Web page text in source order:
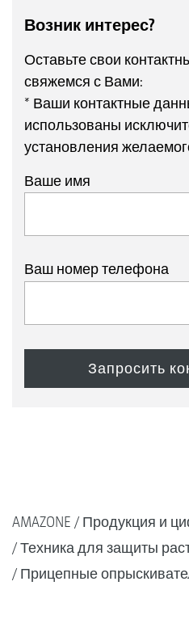
Возник интерес?
Оставьте свои
свяжемся с Вами:
* Ваши контактные
использованы
установления
Ваше имя
Ваш номер телефона
AMAZONE
Продукция и
Техника для защиты
Прицепные